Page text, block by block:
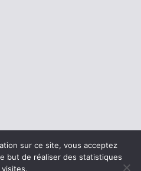
la Coopération à l'École
de confidentialité
sur ce site, vous acceptez
but de réaliser des statistiques
visites.